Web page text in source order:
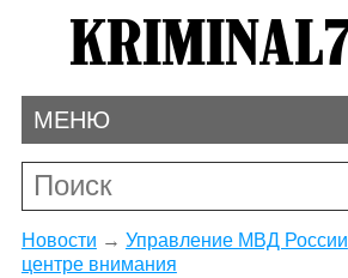
МЕНЮ
Новости → Управление МВД России
центре внимания